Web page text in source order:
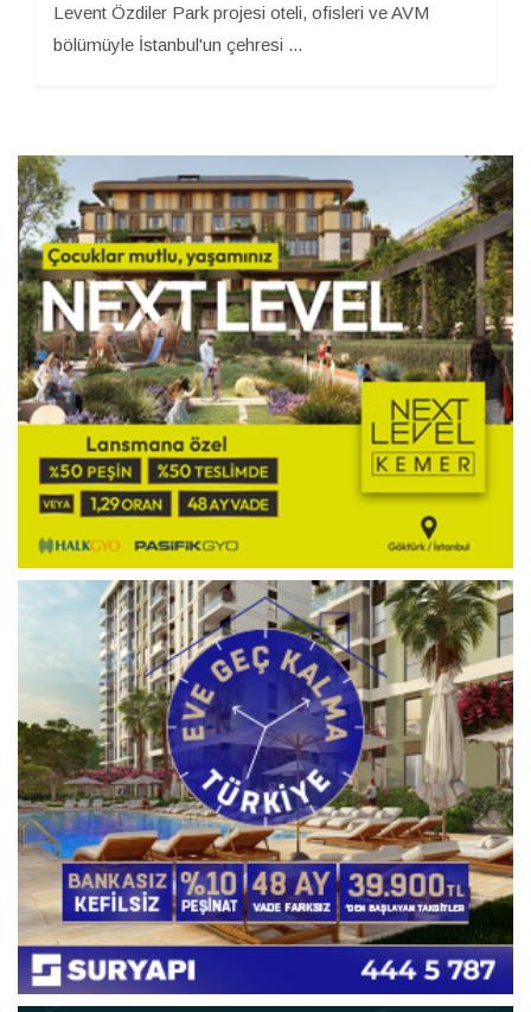
Levent Özdiler Park projesi oteli, ofisleri ve AVM
bölümüyle İstanbul'un çehresi ...